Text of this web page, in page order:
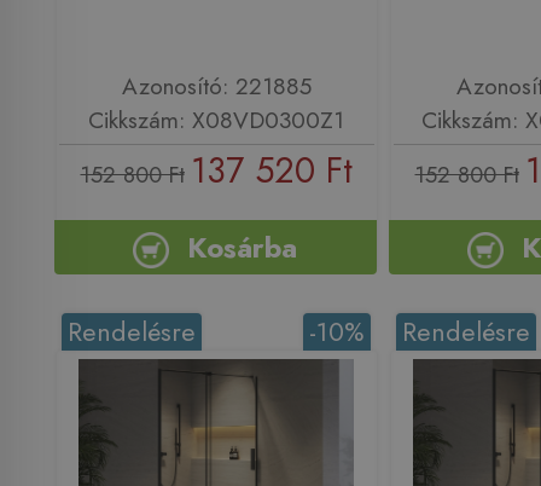
Azonosító: 221885
Cikkszám: X08VD0300Z1
152 800 Ft 137 520 Ft
Kosárba
Cikkszám:
152 800 Ft
-10%
Rendelésre Rendelésre